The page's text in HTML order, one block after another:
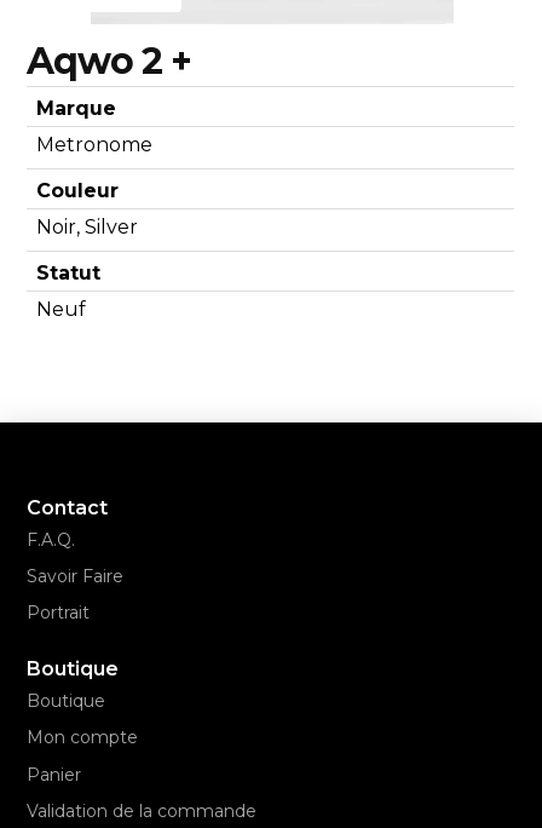
Aqwo 2 +
Marque
Metronome
Couleur
Noir, Silver
Statut
Neuf
Contact
F.A.Q.
Savoir Faire
Portrait
Boutique
Boutique
Mon compte
Panier
Validation de la commande